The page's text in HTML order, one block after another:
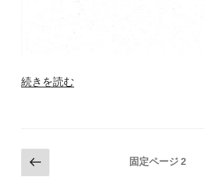
“稲
採
種
続きを読む
投
稿
前
の
固定ページ2